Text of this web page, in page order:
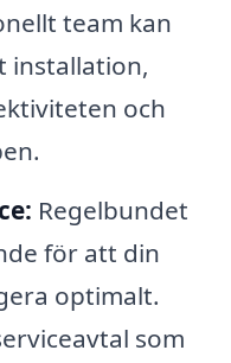
team kan
installation,
och
Regelbundet
för att din
optimalt.
som